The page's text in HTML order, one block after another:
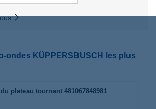
ondes KÜPPERSBUSCH les plus
plateau tournant 481067848981